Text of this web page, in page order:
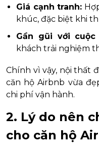
Giá cạnh tranh:
khúc, đặc biệt khi
Gần gũi với
khách trải nghiệm
Chính vì vậy, nội thất
căn hộ Airbnb vừa
chi phí vận hành.
2. Lý do nên
cho căn hộ